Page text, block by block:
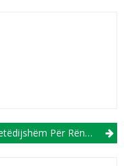
Ndeshjes Kualifikuese Me Moldavinë